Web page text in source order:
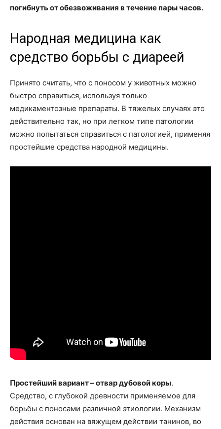
погибнуть от обезвоживания в течение пары часов.
Народная медицина как
средство борьбы с диареей
Принято считать, что с поносом у животных можно
быстро справиться, используя только
медикаментозные препараты. В тяжелых случаях это
действительно так, но при легком типе патологии
можно попытаться справиться с патологией, применяя
простейшие средства народной медицины.
Простейший вариант – отвар дубовой коры.
Средство, с глубокой древности применяемое для
борьбы с поносами различной этиологии. Механизм
действия основан на вяжущем действии танинов, во